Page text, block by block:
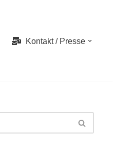
Kontakt / Presse